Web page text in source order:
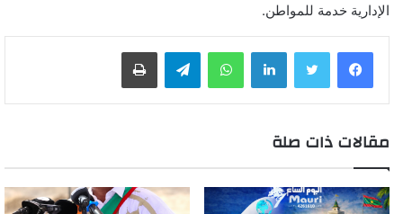
الإدارية خدمة للمواطن.
لينكدإن واتساب
مقالات ذات صلة